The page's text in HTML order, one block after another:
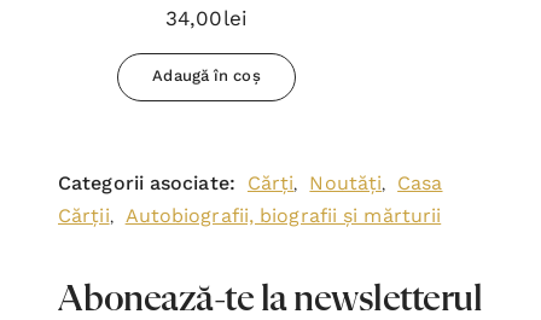
(Biografii)
34,00lei
Adaugă în coș
Categorii asociate: Cărți, Noutăți,
Casa
Cărții, Autobiografii, biografii și mărturii
Abonează-te la newsletterul